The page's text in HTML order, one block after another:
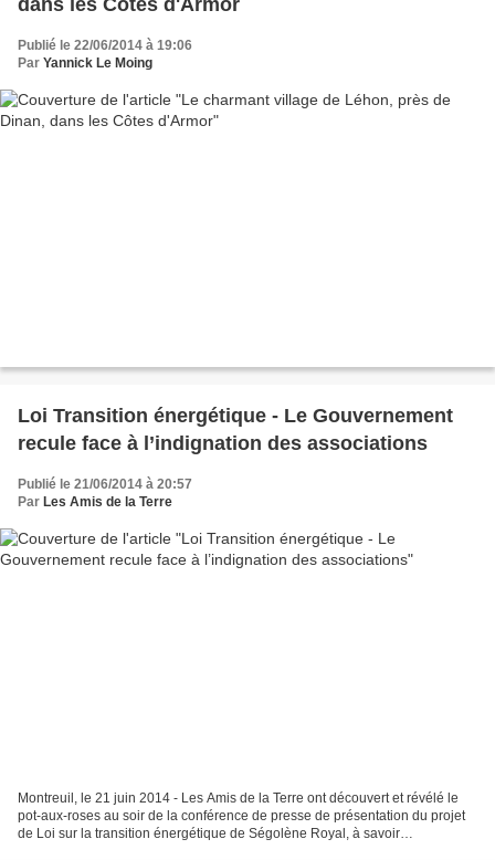
Publié le 22/06/2014 à 19:06
Par Yannick Le Moing
Loi Transition énergétique - Le Gouvernement
recule face à l’indignation des associations
Publié le 21/06/2014 à 20:57
Par Les Amis de la Terre
Montreuil, le 21 juin 2014 - Les Amis de la Terre ont découvert et révélé le
pot-aux-roses au soir de la conférence de presse de présentation du projet
de Loi sur la transition énergétique de Ségolène Royal, à savoir